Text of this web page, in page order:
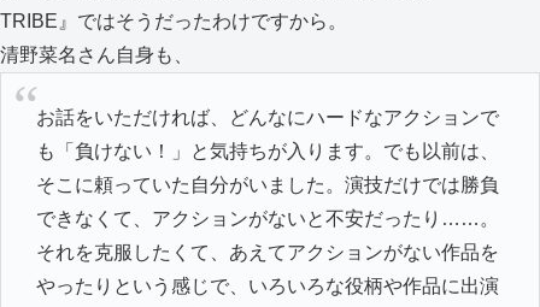
TRIBE』ではそうだったわけですから。
清野菜名さん自身も、
お話をいただければ、どんなにハードなアクションで
も「負けない！」と気持ちが入ります。でも以前は、
そこに頼っていた自分がいました。演技だけでは勝負
できなくて、アクションがないと不安だったり……。
それを克服したくて、あえてアクションがない作品を
やったりという感じで、いろいろな役柄や作品に出演